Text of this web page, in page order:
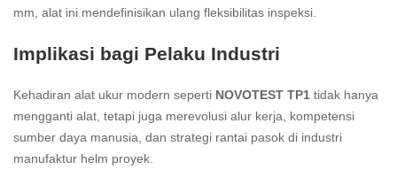
mm, alat ini mendefinisikan ulang fleksibilitas inspeksi.
Implikasi bagi Pelaku Industri
Kehadiran alat ukur modern seperti NOVOTEST TP1 tidak hanya
mengganti alat, tetapi juga merevolusi alur kerja, kompetensi
sumber daya manusia, dan strategi rantai pasok di industri
manufaktur helm proyek.